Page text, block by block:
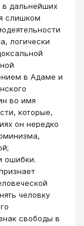
в дальнейших
слишком
логически
в Адаме и
во имя
которые,
он нередко
ошибки.
человку
свободы в